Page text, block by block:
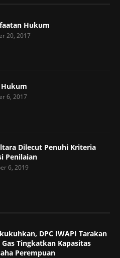
Hukum
20, 2017
6, 2017
Dilecut Penuhi Kriteria
Penilaian
6, 2019
DPC IWAPI Tarakan
Gas Tingkatkan Kapasitas
Perempuan